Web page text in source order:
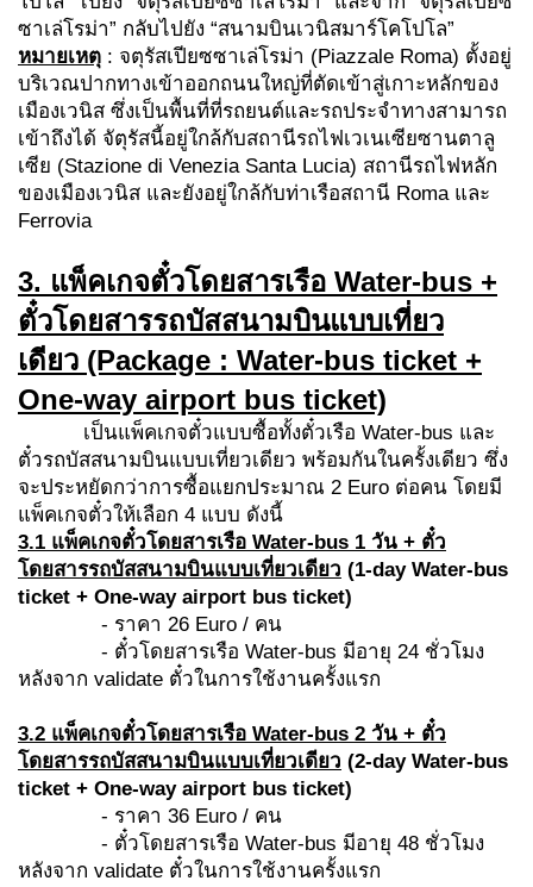
ซาเล่โรม่า” กลับไปยัง “สนามบินเวนิสมาร์โคโปโล”
หมายเหตุ : จตุรัสเปียซซาเล่โรม่า (Piazzale Roma) ตั้งอยู่
บริเวณปากทางเข้าออกถนนใหญ่ที่ตัดเข้าสู่เกาะหลักของ
เมืองเวนิส ซึ่งเป็นพื้นที่ที่รถยนต์และรถประจำทางสามารถ
เข้าถึงได้ จัตุรัสนี้อยู่ใกล้กับสถานีรถไฟเวเนเซียซานตาลู
เซีย (Stazione di Venezia Santa Lucia) สถานีรถไฟหลัก
ของเมืองเวนิส และยังอยู่ใกล้กับท่าเรือสถานี Roma และ
Ferrovia
3. แพ็คเกจตั๋วโดยสารเรือ Water-bus +
ตั๋วโดยสารรถบัสสนามบินแบบเที่ยว
เดียว (Package : Water-bus ticket +
One-way airport bus ticket)
เป็นแพ็คเกจตั๋วแบบซื้อทั้งตั๋วเรือ Water-bus และ
ตั๋วรถบัสสนามบินแบบเที่ยวเดียว พร้อมกันในครั้งเดียว ซึ่ง
จะประหยัดกว่าการซื้อแยกประมาณ 2 Euro ต่อคน โดยมี
แพ็คเกจตั๋วให้เลือก 4 แบบ ดังนี้
3.1 แพ็คเกจตั๋วโดยสารเรือ Water-bus 1 วัน + ตั๋ว
โดยสารรถบัสสนามบินแบบเที่ยวเดียว (1-day Water-bus
ticket + One-way airport bus ticket)
- ราคา 26 Euro / คน
- ตั๋วโดยสารเรือ Water-bus มีอายุ 24 ชั่วโมง
หลังจาก validate ตั๋วในการใช้งานครั้งแรก
3.2 แพ็คเกจตั๋วโดยสารเรือ Water-bus 2 วัน + ตั๋ว
โดยสารรถบัสสนามบินแบบเที่ยวเดียว (2-day Water-bus
ticket + One-way airport bus ticket)
- ราคา 36 Euro / คน
- ตั๋วโดยสารเรือ Water-bus มีอายุ 48 ชั่วโมง
หลังจาก validate ตั๋วในการใช้งานครั้งแรก